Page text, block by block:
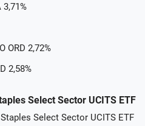
3,71%
ORD 2,72%
2,58%
Select Sector UCITS ETF
Select Sector UCITS ETF